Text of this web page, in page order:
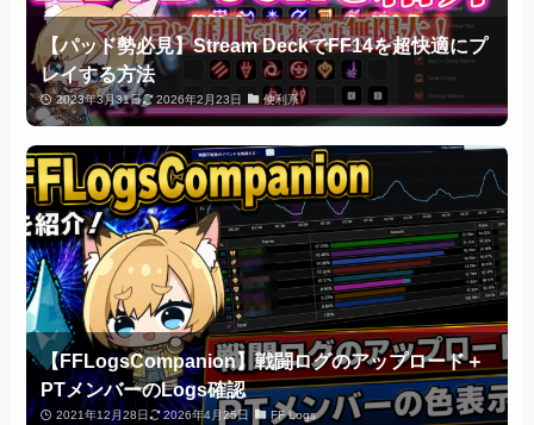
【パッド勢必見】Stream DeckでFF14を超快適にプ
レイする方法
2023年3月31日 2026年2月23日 便利系
【FFLogsCompanion】戦闘ログのアップロード＋
PTメンバーのLogs確認
2021年12月28日 2026年4月25日 FF Logs